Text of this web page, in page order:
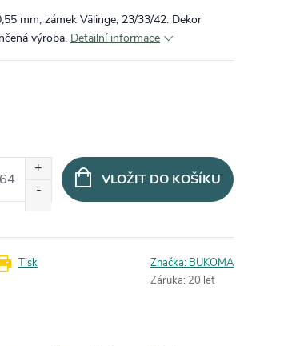
mm, zámek Välinge, 23/33/42. Dekor
výroba. Detailní informace
VLOŽIT DO KOŠÍKU
Tisk Značka: BUKOMA
Záruka: 20 let